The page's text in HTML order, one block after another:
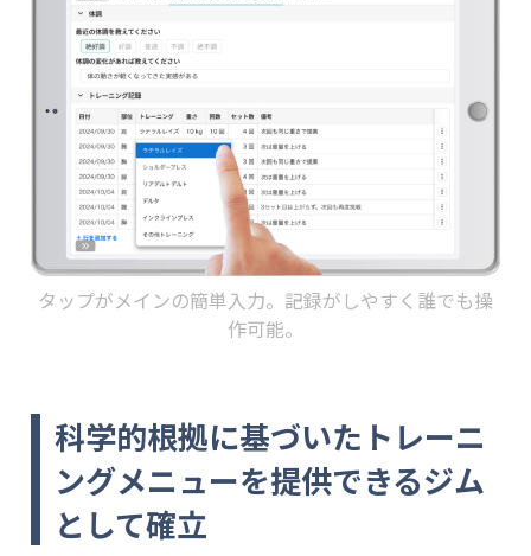
タップがメインの簡単入力。記録がしやすく誰でも操
作可能。
科学的根拠に基づいたトレーニ
ングメニューを提供できるジム
として確立